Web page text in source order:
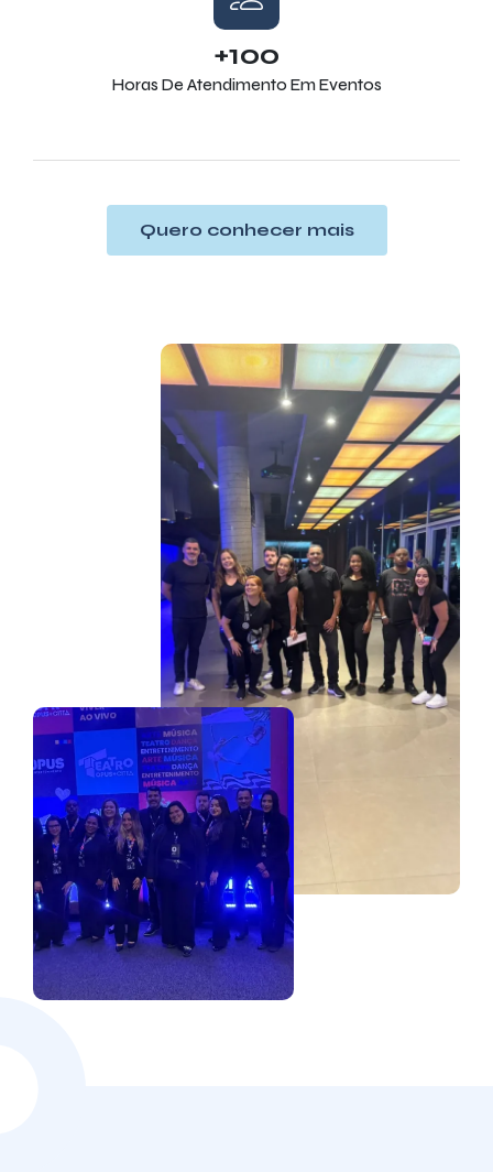
+100
Horas De Atendimento Em Eventos
Quero conhecer mais